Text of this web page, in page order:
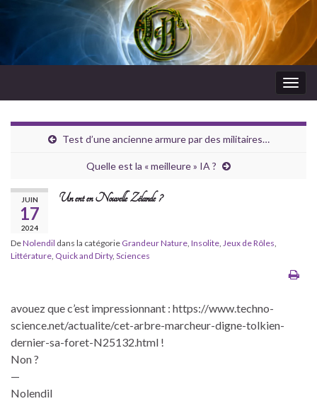
Test d’une ancienne armure par des militaires…
Quelle est la « meilleure » IA ?
JUIN
17
2024
Un ent en Nouvelle Zélande ?
DeNolendil dans la catégorie Grandeur Nature, Insolite, Jeux de Rôles,
Littérature, Quick and Dirty, Sciences
avouez que c’est impressionnant : https://www.techno-
science.net/actualite/cet-arbre-marcheur-digne-tolkien-
dernier-sa-foret-N25132.html !
Non ?
—
Nolendil